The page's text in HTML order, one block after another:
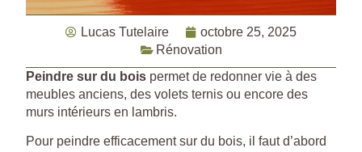
Lucas Tutelaire
octobre 25, 2025
Rénovation
Peindre sur du bois permet de redonner vie à des
meubles anciens, des volets ternis ou encore des
murs intérieurs en lambris.
Pour peindre efficacement sur du bois, il faut d’abord